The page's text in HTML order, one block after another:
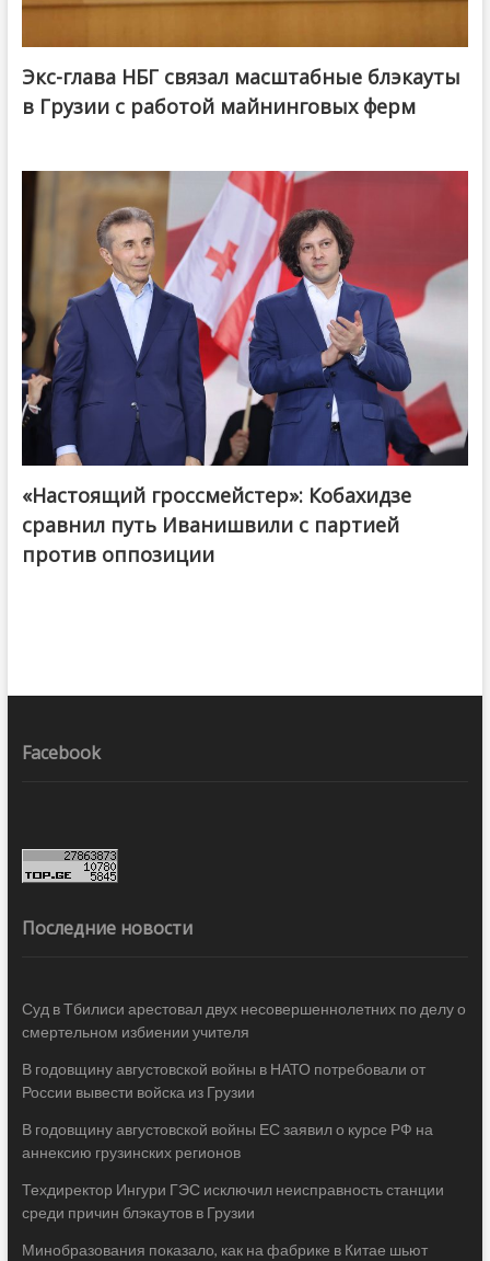
Экс-глава НБГ связал масштабные блэкауты
в Грузии с работой майнинговых ферм
@ქართული ოცნება / Georgian Dream
«Настоящий гроссмейстер»: Кобахидзе
сравнил путь Иванишвили с партией
против оппозиции
Facebook
Последние новости
Суд в Тбилиси арестовал двух несовершеннолетних по делу о
смертельном избиении учителя
В годовщину августовской войны в НАТО потребовали от
России вывести войска из Грузии
В годовщину августовской войны ЕС заявил о курсе РФ на
аннексию грузинских регионов
Техдиректор Ингури ГЭС исключил неисправность станции
среди причин блэкаутов в Грузии
Минобразования показало, как на фабрике в Китае шьют